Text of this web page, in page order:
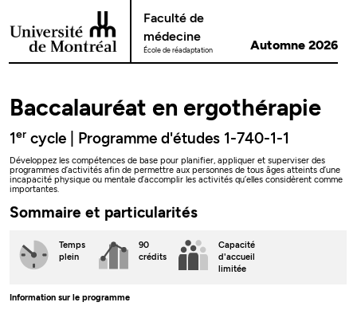
Passer au contenu
Faculté de
médecine
École de réadaptation Automne 2026
Baccalauréat en ergothérapie
1er cycle | Programme d'études 1-740-1-1
Développez les compétences de base pour planifier, appliquer et superviser des
programmes d’activités afin de permettre aux personnes de tous âges atteints d’une
incapacité physique ou mentale d’accomplir les activités qu’elles considèrent comme
importantes.
Sommaire et particularités
Temps
plein
90
crédits
Capacité
d'accueil
limitée
Information sur le programme